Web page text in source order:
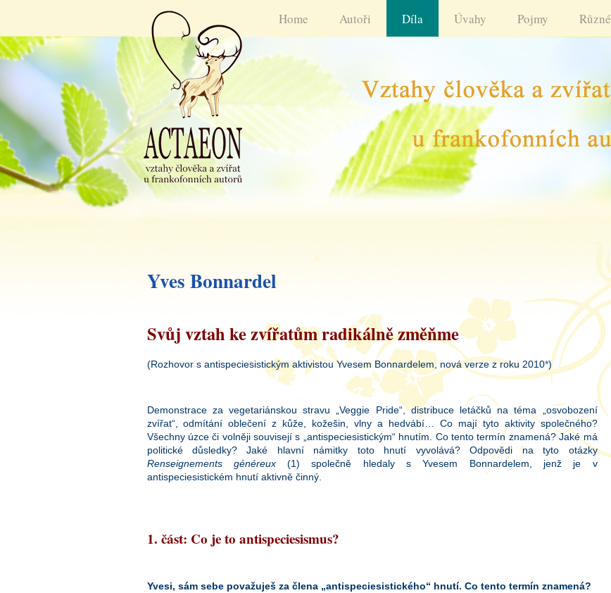
Home Autoři Díla Úvahy Pojmy Různé
Yves Bonnardel
Svůj vztah ke zvířatům radikálně změňme
(Rozhovor s antispeciesistickým aktivistou Yvesem Bonnardelem, nová verze z roku 2010*)
Demonstrace za vegetariánskou stravu „Veggie Pride“, distribuce letáčků na téma „osvobození
zvířat“, odmítání oblečení z kůže, kožešin, vlny a hedvábí… Co mají tyto aktivity společného?
Všechny úzce či volněji souvisejí s „antispeciesistickým“ hnutím. Co tento termín znamená? Jaké má
politické důsledky? Jaké hlavní námitky toto hnutí vyvolává? Odpovědi na tyto otázky
Renseignements généreux(1) společně hledaly s Yvesem Bonnardelem, jenž je v
antispeciesistickém hnutí aktivně činný.
1. část: Co je to antispeciesismus?
Yvesi, sám sebe považuješ za člena „antispeciesistického“ hnutí. Co tento termín znamená?